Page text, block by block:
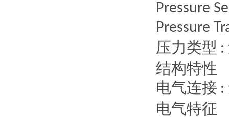
Pressure
Pressure
压力类型 :
结构特性
电气连接 :
电气特征